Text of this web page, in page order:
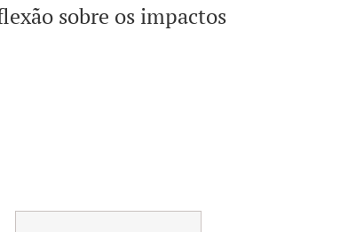
sobre os impactos